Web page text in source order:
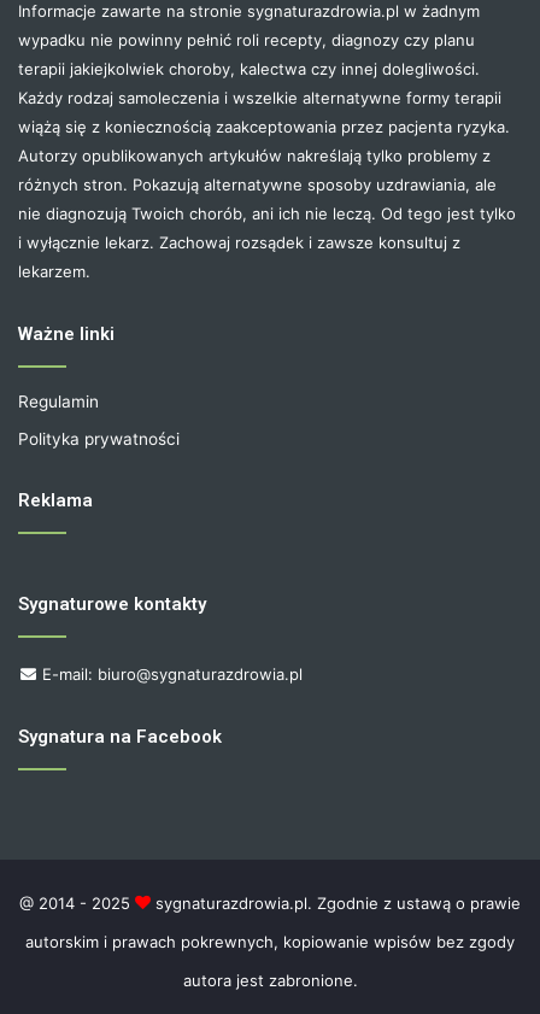
Informacje zawarte na stronie sygnaturazdrowia.pl w żadnym
wypadku nie powinny pełnić roli recepty, diagnozy czy planu
terapii jakiejkolwiek choroby, kalectwa czy innej dolegliwości.
Każdy rodzaj samoleczenia i wszelkie alternatywne formy terapii
wiążą się z koniecznością zaakceptowania przez pacjenta ryzyka.
Autorzy opublikowanych artykułów nakreślają tylko problemy z
różnych stron. Pokazują alternatywne sposoby uzdrawiania, ale
nie diagnozują Twoich chorób, ani ich nie leczą. Od tego jest tylko
i wyłącznie lekarz. Zachowaj rozsądek i zawsze konsultuj z
lekarzem.
Ważne linki
Regulamin
Polityka prywatności
Reklama
Sygnaturowe kontakty
E-mail: biuro@sygnaturazdrowia.pl
Sygnatura na Facebook
@ 2014 - 2025
sygnaturazdrowia.pl. Zgodnie z ustawą o prawie
autorskim i prawach pokrewnych, kopiowanie wpisów bez zgody
autora jest zabronione.